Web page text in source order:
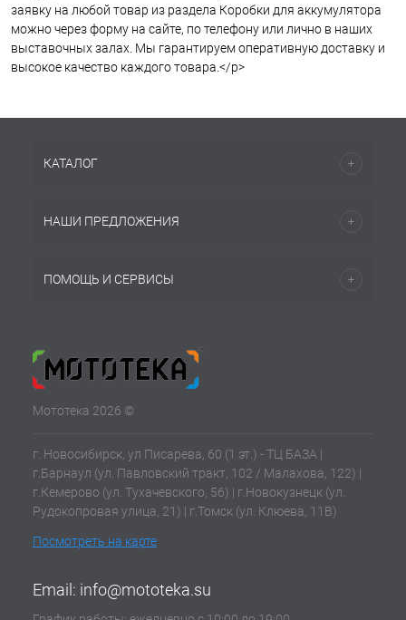
заявку на любой товар из раздела Коробки для аккумулятора
можно через форму на сайте, по телефону или лично в наших
выставочных залах. Мы гарантируем оперативную доставку и
высокое качество каждого товара.</p>
КАТАЛОГ
НАШИ ПРЕДЛОЖЕНИЯ
ПОМОЩЬ И СЕРВИСЫ
Мототека 2026 ©
г. Новосибирск, ул Писарева, 60 (1 эт.) - ТЦ БАЗА |
г.Барнаул (ул. Павловский тракт, 102 / Малахова, 122) |
г.Кемерово (ул. Тухачевского, 56) | г.Новокузнецк (ул.
Рудокопровая улица, 21) | г.Томск (ул. Клюева, 11В)
Посмотреть на карте
Email: info@mototeka.su